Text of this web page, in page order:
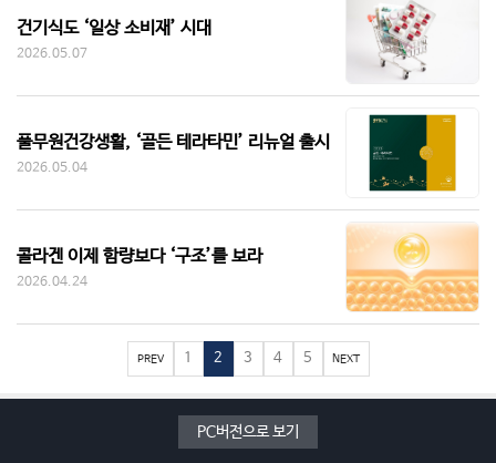
건기식도 ‘일상 소비재’ 시대
2026.05.07
풀무원건강생활, ‘골든 테라타민’ 리뉴얼 출시
2026.05.04
콜라겐 이제 함량보다 ‘구조’를 보라
2026.04.24
PREV 1 2 3 4 5 NEXT
PC버전으로 보기